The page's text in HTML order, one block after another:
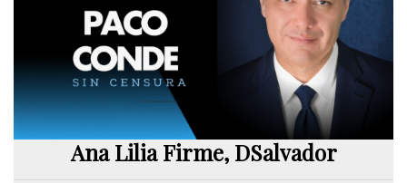
Ana Lilia Firme, DSalvador